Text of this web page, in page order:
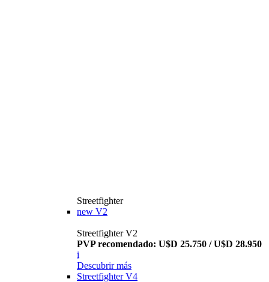
Streetfighter
new V2
Streetfighter V2
PVP recomendado: U$D 25.750 / U$D 28.950
i
Descubrir más
Streetfighter V4